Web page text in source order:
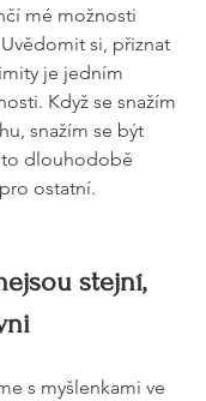
mé možnosti
si, přiznat
je jedním
Když se snažím
snažím se být
to dlouhodobě
ostatní.
stejní,
s myšlenkami ve